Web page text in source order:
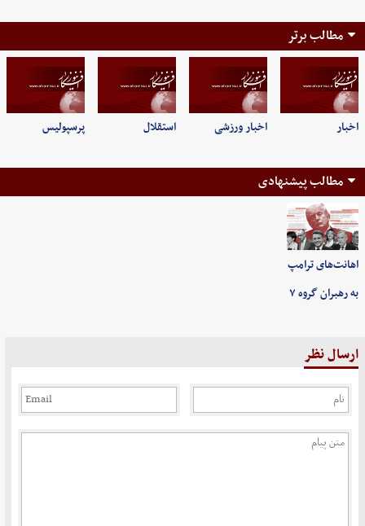
مطالب برتر
اخبار اخبار ورزشی استقلال پرسپولیس
مطالب پیشنهادی
اهانت‌های ترامپ
به رهبران گروه ۷
ارسال نظر